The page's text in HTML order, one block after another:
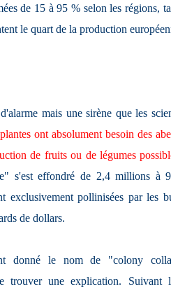
de 15 à 95 % selon les régions,
le quart de la production
mais une sirène que les
ont absolument besoin des
de fruits ou de légumes
s'est effondré de 2,4 millions à
exclusivement pollinisées par les
de dollars.
donné le nom de "colony
trouver une explication. Suivant